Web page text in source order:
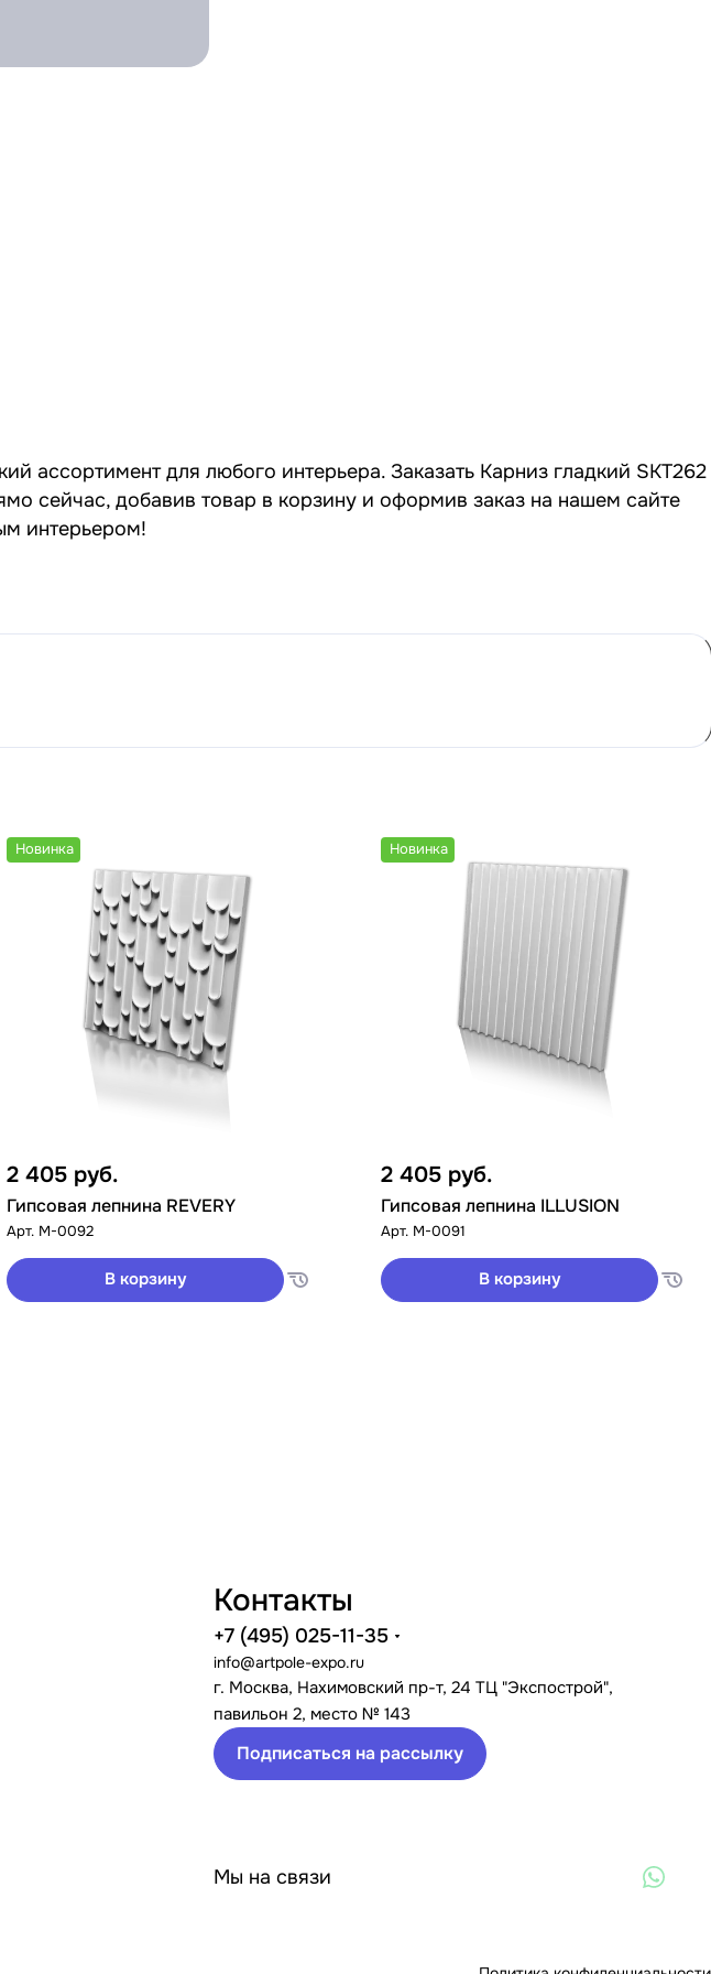
ассортимент для любого интерьера. Заказать Карниз гладкий SKT262
сейчас, добавив товар в корзину и оформив заказ на нашем сайте
интерьером!
Новинка
2 405 руб.
Гипсовая лепнина REVERY
Арт. M-0092
В корзину
Новинка
2 405 руб.
Гипсовая лепнина ILLUSION
Арт. M-0091
В корзину
Контакты
+7 (495) 025-11-35
info@artpole-expo.ru
г. Москва, Нахимовский пр-т, 24 ТЦ "Экспострой",
павильон 2, место № 143
Подписаться на рассылку
Мы на связи